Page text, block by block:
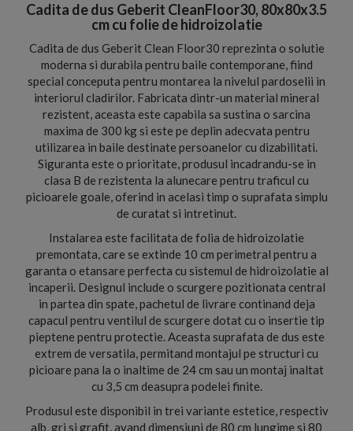
Cadita de dus Geberit CleanFloor30, 80x80x3.5
cm cu folie de hidroizolatie
Cadita de dus Geberit Clean Floor30 reprezinta o solutie
moderna si durabila pentru baile contemporane, fiind
special conceputa pentru montarea la nivelul pardoselii in
interiorul cladirilor. Fabricata dintr-un material mineral
rezistent, aceasta este capabila sa sustina o sarcina
maxima de 300 kg si este pe deplin adecvata pentru
utilizarea in baile destinate persoanelor cu dizabilitati.
Siguranta este o prioritate, produsul incadrandu-se in
clasa B de rezistenta la alunecare pentru traficul cu
picioarele goale, oferind in acelasi timp o suprafata simplu
de curatat si intretinut.
Instalarea este facilitata de folia de hidroizolatie
premontata, care se extinde 10 cm perimetral pentru a
garanta o etansare perfecta cu sistemul de hidroizolatie al
incaperii. Designul include o scurgere pozitionata central
in partea din spate, pachetul de livrare continand deja
capacul pentru ventilul de scurgere dotat cu o insertie tip
pieptene pentru protectie. Aceasta suprafata de dus este
extrem de versatila, permitand montajul pe structuri cu
picioare pana la o inaltime de 24 cm sau un montaj inaltat
cu 3,5 cm deasupra podelei finite.
Produsul este disponibil in trei variante estetice, respectiv
alb, gri si grafit, avand dimensiuni de 80 cm lungime si 80